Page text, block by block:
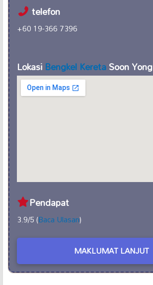
telefon
+60 19-366 7396
LokasiBengkel KeretaSoon Yong
Pendapat
3.9/5 (Baca Ulasan)
MAKLUMAT LANJUT